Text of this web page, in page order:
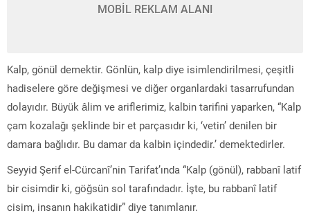
MOBİL REKLAM ALANI
Kalp, gönül demektir. Gönlün, kalp diye isimlendirilmesi, çeşitli
hadiselere göre değişmesi ve diğer organlardaki tasarrufundan
dolayıdır. Büyük âlim ve ariflerimiz, kalbin tarifini yaparken, “Kalp
çam kozalağı şeklinde bir et parçasıdır ki, ‘vetin’ denilen bir
damara bağlıdır. Bu damar da kalbin içindedir.’ demektedirler.
Seyyid Şerif el-Cürcanî’nin Tarifat’ında “Kalp (gönül), rabbanî latif
bir cisimdir ki, göğsün sol tarafındadır. İşte, bu rabbanî latif
cisim, insanın hakikatidir” diye tanımlanır.